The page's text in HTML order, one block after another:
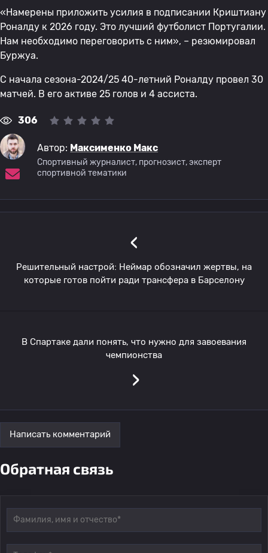
«Намерены приложить усилия в подписании Криштиану
Роналду к 2026 году. Это лучший футболист Португалии.
Нам необходимо переговорить с ним», – резюмировал
Буржуа.
С начала сезона-2024/25 40-летний Роналду провел 30
матчей. В его активе 25 голов и 4 ассиста.
306
Автор: Максименко Макс
Спортивный журналист, прогнозист, эксперт
спортивной тематики
‹
Решительный настрой: Неймар обозначил жертвы, на
которые готов пойти ради трансфера в Барселону
В Спартаке дали понять, что нужно для завоевания
чемпионства
›
Написать комментарий
Обратная связь